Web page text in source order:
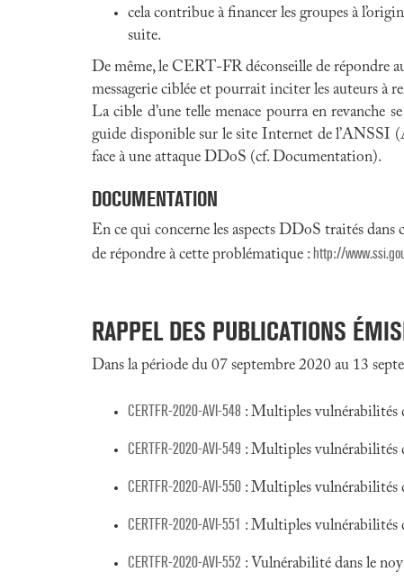
cela contribue à financer les groupes à
suite.
De même, le CERT-FR déconseille de répondre
messagerie ciblée et pourrait inciter les auteurs à
La cible d’une telle menace pourra en revanche
guide disponible sur le site Internet de l’ANSSI
face à une attaque DDoS (cf. Documentation).
DOCUMENTATION
En ce qui concerne les aspects DDoS traités
de répondre à cette problématique : http://
RAPPEL DES PUBLICATIONS
Dans la période du 07 septembre 2020 au 13
CERTFR-2020-AVI-548 : Multiples vulnérabilités
CERTFR-2020-AVI-549 : Multiples vulnérabilités
CERTFR-2020-AVI-550 : Multiples vulnérabilités
CERTFR-2020-AVI-551 : Multiples vulnérabilités
CERTFR-2020-AVI-552 : Vulnérabilité dans le